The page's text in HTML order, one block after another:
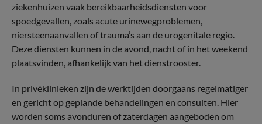
ziekenhuizen vaak bereikbaarheidsdiensten voor
spoedgevallen, zoals acute urinewegproblemen,
niersteenaanvallen of trauma’s aan de urogenitale regio.
Deze diensten kunnen in de avond, nacht of in het weekend
plaatsvinden, afhankelijk van het dienstrooster.
In privéklinieken zijn de werktijden doorgaans regelmatiger
en gericht op geplande behandelingen en consulten. Hier
worden soms avonduren of zaterdagen aangeboden om